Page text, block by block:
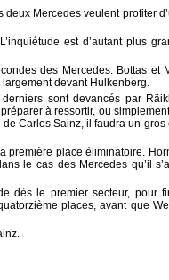
Mercedes veulent profiter
est d’autant plus
des Mercedes. Bottas et
devant Hulkenberg.
sont devancés par
à ressortir, ou
Carlos Sainz, il faudra un gros
place éliminatoire.
le cas des Mercedes qu’il
dès le premier secteur, pour
places, avant que
.